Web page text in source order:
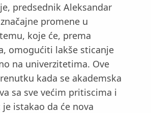
predsednik Aleksandar
promene u
koje će, prema
omogućiti lakše sticanje
na univerzitetima. Ove
kada se akademska
sa sve većim pritiscima i
istakao da će nova